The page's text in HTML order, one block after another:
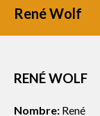
René Wolf
RENÉ WOLF
Nombre: René